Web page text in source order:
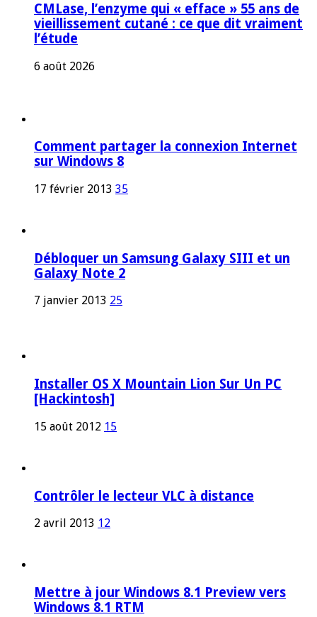
CMLase, l’enzyme qui « efface » 55 ans de
vieillissement cutané : ce que dit vraiment
l’étude
6 août 2026
Comment partager la connexion Internet
sur Windows 8
17 février 2013 35
Débloquer un Samsung Galaxy SIII et un
Galaxy Note 2
7 janvier 2013 25
Installer OS X Mountain Lion Sur Un PC
[Hackintosh]
15 août 2012 15
Contrôler le lecteur VLC à distance
2 avril 2013 12
Mettre à jour Windows 8.1 Preview vers
Windows 8.1 RTM